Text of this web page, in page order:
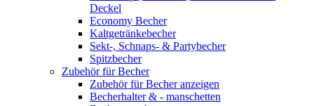
Deckel
Economy Becher
Kaltgetränkebecher
Sekt-, Schnaps- & Partybecher
Spitzbecher
Zubehör für Becher
Zubehör für Becher anzeigen
Becherhalter & - manschetten